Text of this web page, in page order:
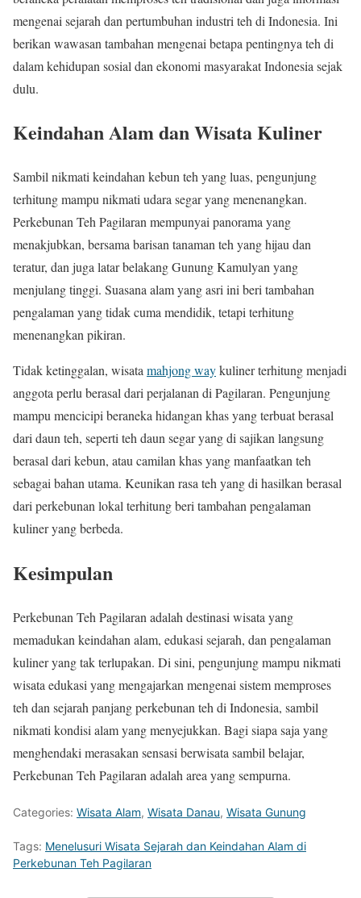
mengenai sejarah dan pertumbuhan industri teh di Indonesia. Ini
berikan wawasan tambahan mengenai betapa pentingnya teh di
dalam kehidupan sosial dan ekonomi masyarakat Indonesia sejak
dulu.
Keindahan Alam dan Wisata Kuliner
Sambil nikmati keindahan kebun teh yang luas, pengunjung
terhitung mampu nikmati udara segar yang menenangkan.
Perkebunan Teh Pagilaran mempunyai panorama yang
menakjubkan, bersama barisan tanaman teh yang hijau dan
teratur, dan juga latar belakang Gunung Kamulyan yang
menjulang tinggi. Suasana alam yang asri ini beri tambahan
pengalaman yang tidak cuma mendidik, tetapi terhitung
menenangkan pikiran.
Tidak ketinggalan, wisatamahjong waykuliner terhitung menjadi
anggota perlu berasal dari perjalanan di Pagilaran. Pengunjung
mampu mencicipi beraneka hidangan khas yang terbuat berasal
dari daun teh, seperti teh daun segar yang di sajikan langsung
berasal dari kebun, atau camilan khas yang manfaatkan teh
sebagai bahan utama. Keunikan rasa teh yang di hasilkan berasal
dari perkebunan lokal terhitung beri tambahan pengalaman
kuliner yang berbeda.
Kesimpulan
Perkebunan Teh Pagilaran adalah destinasi wisata yang
memadukan keindahan alam, edukasi sejarah, dan pengalaman
kuliner yang tak terlupakan. Di sini, pengunjung mampu nikmati
wisata edukasi yang mengajarkan mengenai sistem memproses
teh dan sejarah panjang perkebunan teh di Indonesia, sambil
nikmati kondisi alam yang menyejukkan. Bagi siapa saja yang
menghendaki merasakan sensasi berwisata sambil belajar,
Perkebunan Teh Pagilaran adalah area yang sempurna.
Categories: Wisata Alam, Wisata Danau, Wisata Gunung
Tags: Menelusuri Wisata Sejarah dan Keindahan Alam di
Perkebunan Teh Pagilaran